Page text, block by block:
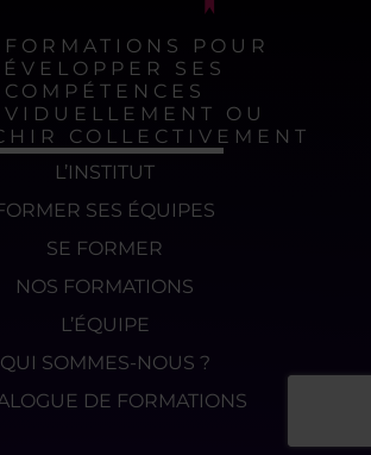
POUR
SES
COMPÉTENCES
OU
COLLECTIVEMENT
L’INSTITUT
SES ÉQUIPES
SE FORMER
NOS FORMATIONS
L’ÉQUIPE
QUI SOMMES-NOUS ?
DE FORMATIONS